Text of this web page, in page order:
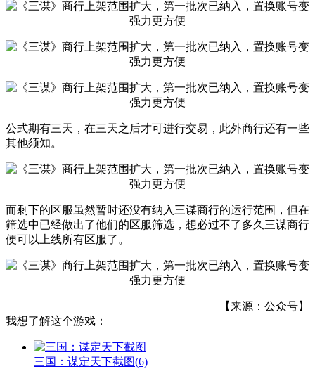
公式期有三天，在三天之后才可进行交易，此外商行还有一些
其他须知。
而剩下的区服虽然暂时还没有纳入三谋商行的运行范围，但在
筛选中已经做出了他们的区服筛选，想必过不了多久三谋商行
便可以上线所有区服了。
【来源：公众号】
我想了解这个游戏：
三国：谋定天下截图(6)